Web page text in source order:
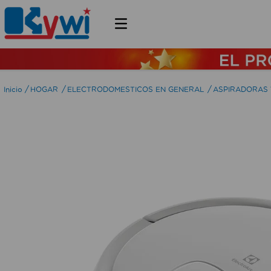
HOGAR ELECTRODOMESTICOS EN GENERAL ASPIRADORAS